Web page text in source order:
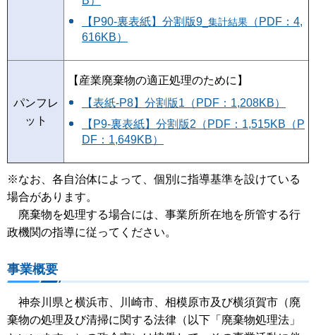
【P90-裏表紙】分割版9 _集計結果 （PDF：4,
616KB）
パンフレ
ット
【産業廃棄物の適正処理のために】
【表紙-P8】分割版1（PDF：1,208KB）
【P9-裏表紙】分割版2（PDF：1,515KB（P
DF：1,649KB）
※なお、各自治体によって、個別に指導基準を設けている
場合があります。
廃棄物を処理する場合には、事業所所在地を所管する行
政機関の指導に従ってください。
事業概要
神奈川県と横浜市、川崎市、相模原市及び横須賀市（廃
棄物の処理及び清掃に関する法律（以下「廃棄物処理法」